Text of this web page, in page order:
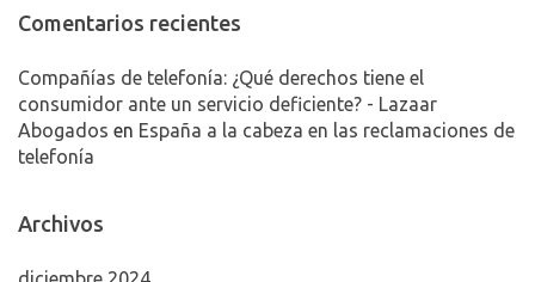
Comentarios recientes
Compañías de telefonía: ¿Qué derechos tiene el
consumidor ante un servicio deficiente? - Lazaar
Abogados en España a la cabeza en las reclamaciones de
telefonía
Archivos